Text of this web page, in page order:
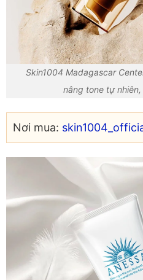
Skin1004 Madagascar
nâng tone tự
Nơi mua: